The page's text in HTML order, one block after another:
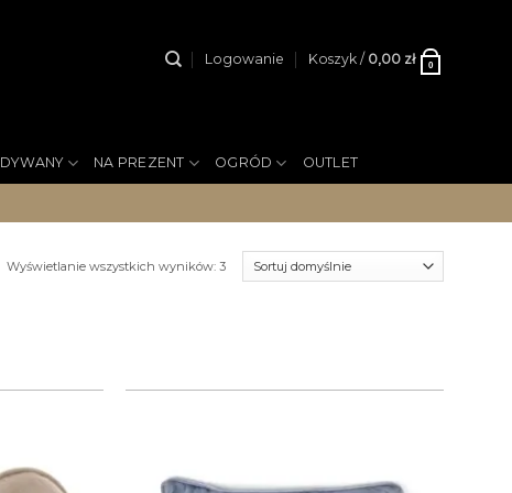
Logowanie Koszyk / 0,00 zł 0
DYWANY NA PREZENT OGRÓD OUTLET
Wyświetlanie wszystkich wyników: 3